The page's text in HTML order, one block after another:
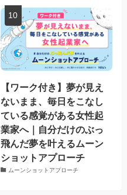
【ワーク付き】夢が見え
ないまま、毎日をこなし
ている感覚がある女性起
業家へ｜自分だけのぶっ
飛んだ夢を叶えるムーン
ショットアプローチ
ムーンショットアプローチ